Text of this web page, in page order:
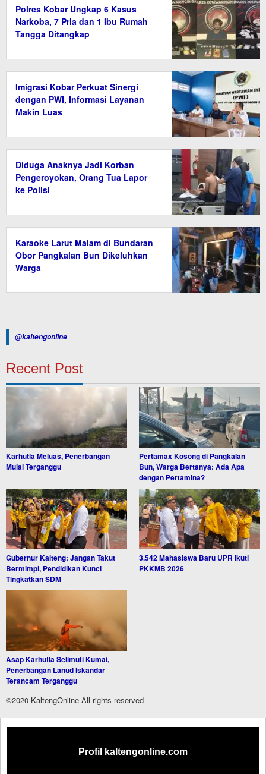
Polres Kobar Ungkap 6 Kasus
Narkoba, 7 Pria dan 1 Ibu Rumah
Tangga Ditangkap
Imigrasi Kobar Perkuat Sinergi
dengan PWI, Informasi Layanan
Makin Luas
Diduga Anaknya Jadi Korban
Pengeroyokan, Orang Tua Lapor
ke Polisi
Karaoke Larut Malam di Bundaran
Obor Pangkalan Bun Dikeluhkan
Warga
@kaltengonline
Recent Post
Karhutla Meluas, Penerbangan
Mulai Terganggu
Pertamax Kosong di Pangkalan
Bun, Warga Bertanya: Ada Apa
dengan Pertamina?
Gubernur Kalteng: Jangan Takut
Bermimpi, Pendidikan Kunci
Tingkatkan SDM
3.542 Mahasiswa Baru UPR Ikuti
PKKMB 2026
Asap Karhutla Selimuti Kumai,
Penerbangan Lanud Iskandar
Terancam Terganggu
©2020 KaltengOnline All rights reserved
Profil kaltengonline.com